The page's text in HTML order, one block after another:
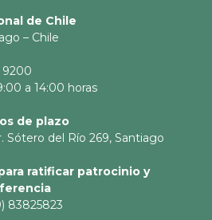
de Chile
– Chile
9200
a 14:00 horas
de plazo
Sótero del Río 269, Santiago
ratificar patrocinio y
83825823